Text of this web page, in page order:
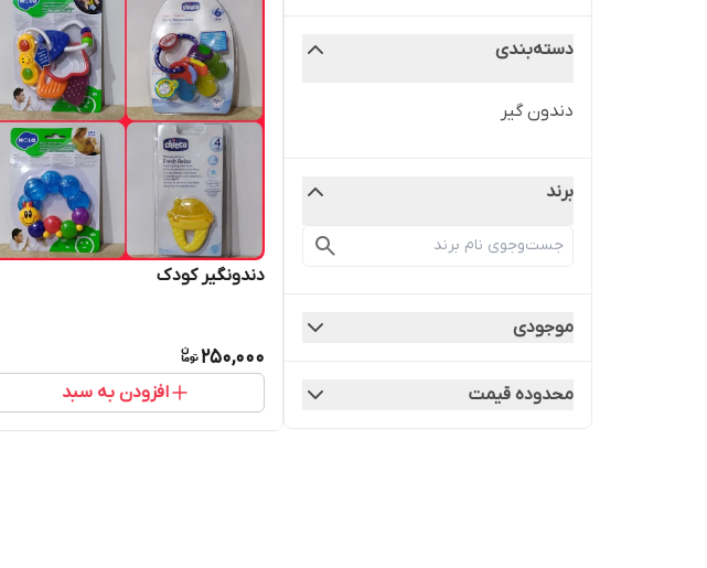
دسته‌بندی
دندون گیر
برند
موجودی
محدوده قیمت
دندونگیر کودک
250,000
افزودن به سبد